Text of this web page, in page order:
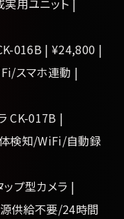
用ユニット |
016B | ¥24,800 |
スマホ連動 |
CK-017B |
検知/WiFi/自動録
ップ型カメラ |
供給不要/24時間